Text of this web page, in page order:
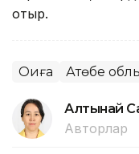
отыр.
Оқиға Ақтөбе
Алтынай
Авторлар